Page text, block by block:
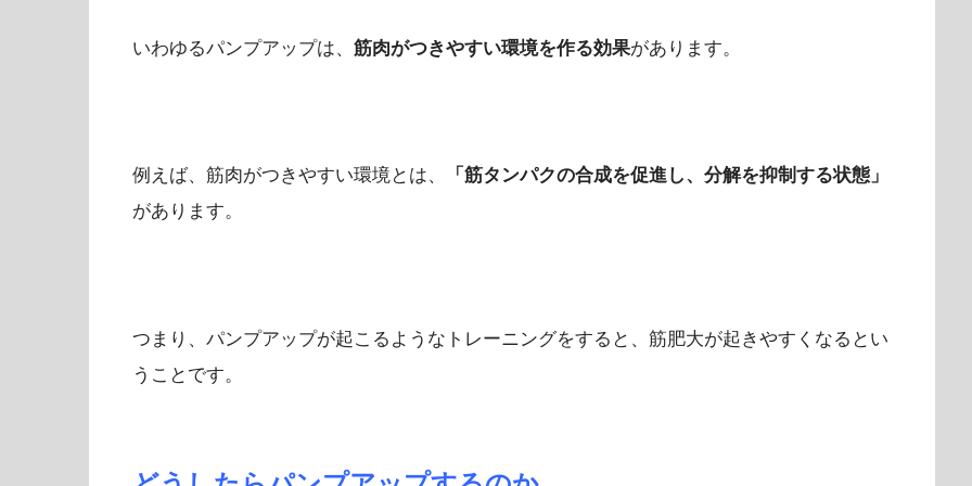
いわゆるパンプアップは、 筋肉がつきやすい環境を作る効果があります。
例えば、筋肉がつきやすい環境とは、
「筋タンパクの合成を促進し、分解を抑制する状態」
があります。
つまり、パンプアップが起こるようなトレーニングをすると、筋肥大が起きやすくなるとい
うことです。